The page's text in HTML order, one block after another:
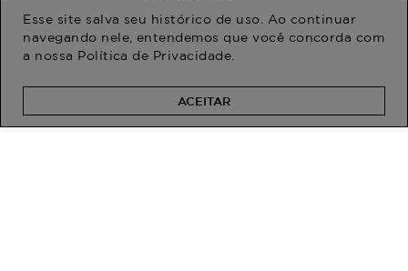
Esse site salva seu histórico de uso. Ao continuar
navegando nele, entendemos que você concorda com
a nossa Política de Privacidade
ACEITAR